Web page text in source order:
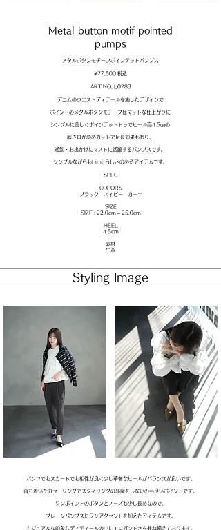
Metal button motif pointed
pumps
メタルボタンモチーフポインテットパンプス
¥27,500 税込
​ART NO, L0283
デニムのウエストディテールを施したデザインで
ポイントのメタルボタンモチーフはマットな仕上がりに
シンプルに美しくポインテットトゥでヒール高4.5㎝の
履き口が斜めカットで足長効果もあり、
通勤・お出かけにマストに活躍するパンプスです。
シンプルながらもLimitらしさのあるアイテムです。
​SPEC
COLORS
ブラック ネイビー カーキ
SIZE
SIZE : 22.0cm – 25.0cm
HEEL
4.5cm
素材
牛革
​Styling Image
パンツでもスカートでも相性が良く少し華奢なヒールがバランスが良いです。
落ち着いたカラーリングでスタイリングの邪魔をしないのも良いポイントです。
ワンポイントのボタンとノーズも少し長めなので、
プレーンパンプスにワンアクセントを加えたアイテムです。
カジュアルな印象なディティールの中にエレガントさを兼ね備えております。